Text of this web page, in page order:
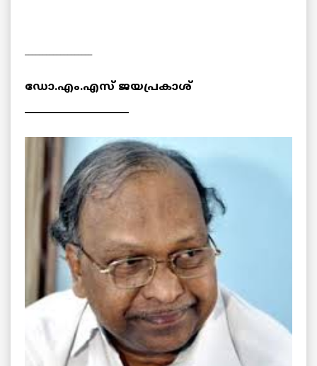
ഡോ.എം.എസ് ജയപ്രകാശ്
_____________________